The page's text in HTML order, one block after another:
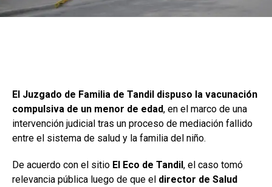
El Juzgado de Familia de Tandil dispuso la vacunación
compulsiva de un menor de edad, en el marco de una
intervención judicial tras un proceso de mediación fallido
entre el sistema de salud y la familia del niño.
De acuerdo con el sitio El Eco de Tandil, el caso tomó
relevancia pública luego de que el director de Salud